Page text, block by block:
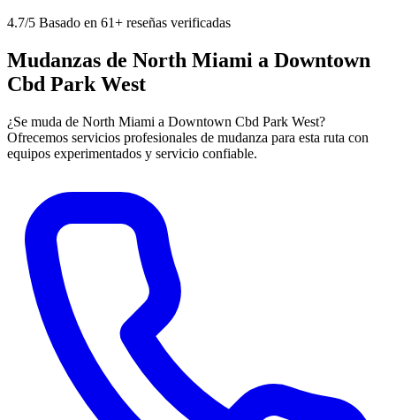
4.7/5 Basado en 61+ reseñas verificadas
Mudanzas de North Miami a Downtown
Cbd Park West
¿Se muda de North Miami a Downtown Cbd Park West?
Ofrecemos servicios profesionales de mudanza para esta ruta con
equipos experimentados y servicio confiable.